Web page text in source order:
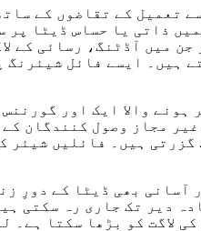
ذاتی یا حساس ڈیٹا پر
میں آڈٹنگ، رسائی کے
ہیں۔ ایسے فائل
ہونے والا ایک اور
مجاز وصول کنندگان
گزرتی ہیں۔ فائلیں
آسانی بھی ڈیٹا کے دورِ
دیر تک جاری رہ سکتی
لاگت کو بڑھا سکتا